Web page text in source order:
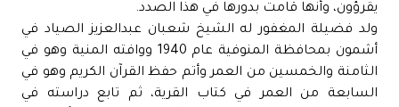
يقرؤون، وأنها قامت بدورها في هذا الصدد.
ولد فضيلة المغفور له الشيخ شعبان عبدالعزيز الصياد في
أشمون بمحافظة المنوفية عام 1940 ووافته المنية وهو في
الثامنة والخمسين من العمر وأتم حفظ القرآن الكريم وهو في
السابعة من العمر في كتاب القرية، ثم تابع دراسته في